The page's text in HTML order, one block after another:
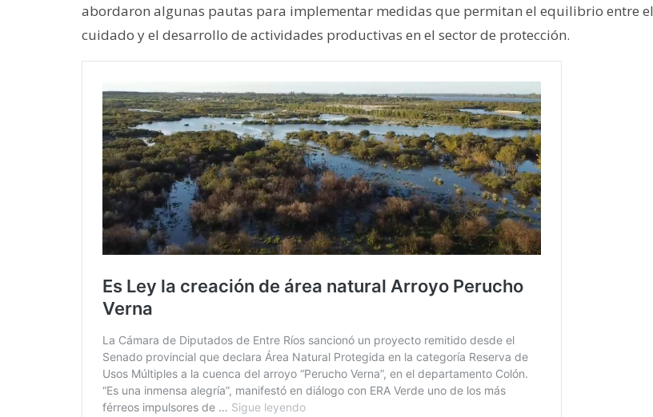
abordaron algunas pautas para implementar medidas que permitan el equilibrio entre el
cuidado y el desarrollo de actividades productivas en el sector de protección.